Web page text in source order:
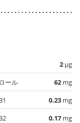
2 µg
ール
62 mg
0.23 mg
0.17 mg